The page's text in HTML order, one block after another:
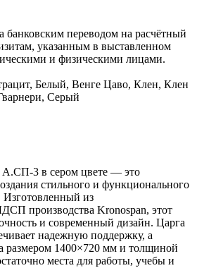
банковским переводом на расчётный
указанным в выставленном
и физическими лицами.
Белый, Венге Цаво, Клен, Клен
Серый
3 в сером цвете — это
стильного и функционального
Изготовленный из
производства Kronospan, этот
и современный дизайн. Царга
надежную поддержку, а
размером 1400×720 мм и толщиной
места для работы, учебы и